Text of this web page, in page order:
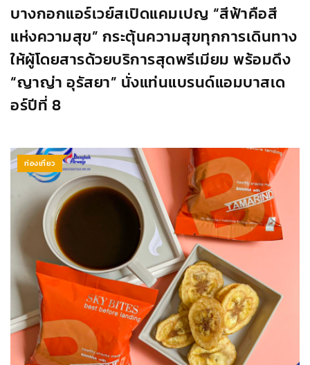
บางกอกแอร์เวย์สเปิดแคมเปญ “สีฟ้าคือสี
แห่งความสุข” กระตุ้นความสุขทุกการเดินทาง
ให้ผู้โดยสารด้วยบริการสุดพรีเมียม พร้อมดึง
“ญาญ่า อุรัสยา” นั่งแท่นแบรนด์แอมบาสเด
อร์ปีที่ 8
ท่องเที่ยว